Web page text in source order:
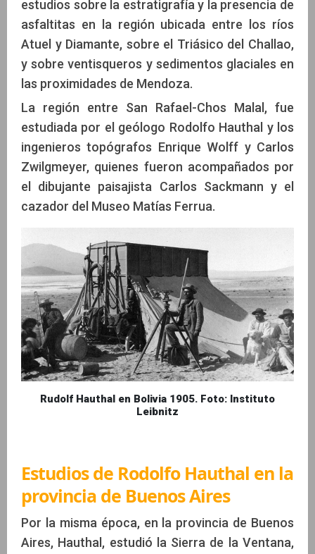
estudios sobre la estratigrafía y la presencia de
asfaltitas en la región ubicada entre los ríos
Atuel y Diamante, sobre el Triásico del Challao,
y sobre ventisqueros y sedimentos glaciales en
las proximidades de Mendoza.
La región entre San Rafael-Chos Malal, fue
estudiada por el geólogo Rodolfo Hauthal y los
ingenieros topógrafos Enrique Wolff y Carlos
Zwilgmeyer, quienes fueron acompañados por
el dibujante paisajista Carlos Sackmann y el
cazador del Museo Matías Ferrua.
Rudolf Hauthal en Bolivia 1905. Foto: Instituto
Leibnitz
Estudios de Rodolfo Hauthal en la
provincia de Buenos Aires
Por la misma época, en la provincia de Buenos
Aires, Hauthal, estudió la Sierra de la Ventana,